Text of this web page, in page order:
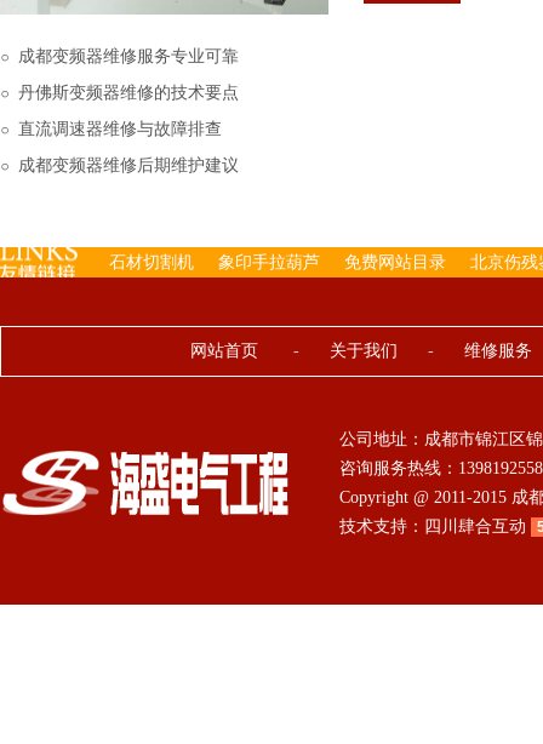
下来的，机内已经存有
成都变频器维修服务专业可靠
丹佛斯变频器维修的技术要点
直流调速器维修与故障排查
成都变频器维修后期维护建议
石材切割机 象印手拉葫芦 免费网站目录 北京伤残
网站首页 - 关于我们 - 维修服务
公司地址：成都市锦江区
咨询服务热线：
Copyright @ 2011-2015
技术支持： 四川肆合互动